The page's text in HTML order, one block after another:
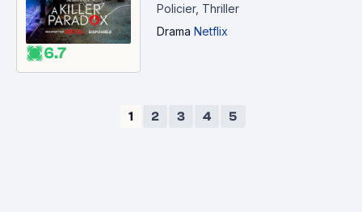
6.7
Policier, Thriller
Drama Netflix
1 2 3 4 5